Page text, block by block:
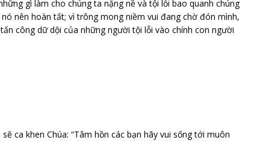
gì làm cho chúng ta nặng nề và tội lỗi bao quanh chúng
nên hoàn tất; vì trông mong niềm vui đang chờ đón mình,
công dữ dội của những người tội lỗi vào chính con người
ca khen Chúa: “Tâm hồn các bạn hãy vui sống tới muôn